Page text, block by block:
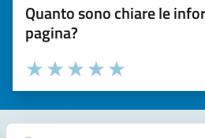
Quanto sono chiare le
pagina?
Valuta la chiarezza delle informazioni
Seleziona il numero di stelle per
Valuta 5 stelle su
Valuta 4 stelle su 5
Valuta 3 stelle su 5
Valuta 2 stelle su 5
Valuta 1 stelle su 5